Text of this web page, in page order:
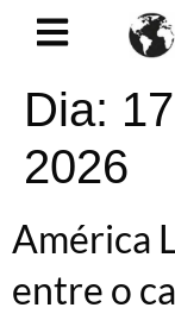
Dia:
2026
América
entre o